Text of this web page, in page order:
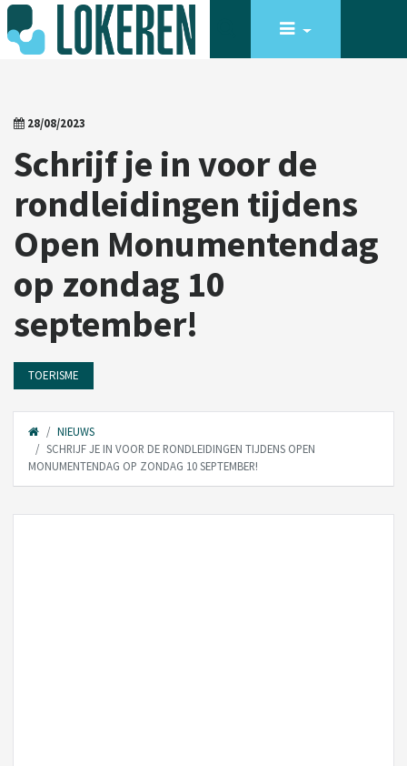
28/08/2023
Schrijf je in voor de
rondleidingen tijdens
Open Monumentendag
op zondag 10
september!
TOERISME
NIEUWS
SCHRIJF JE IN VOOR DE RONDLEIDINGEN TIJDENS OPEN
MONUMENTENDAG OP ZONDAG 10 SEPTEMBER!